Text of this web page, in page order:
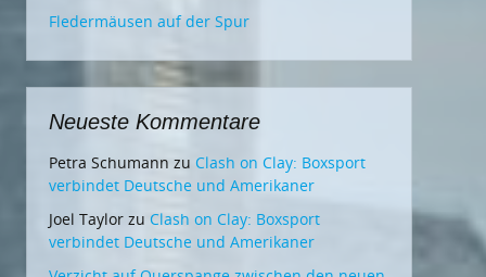
Fledermäusen auf der Spur
Neueste Kommentare
Petra Schumann zu Clash on Clay: Boxsport
verbindet Deutsche und Amerikaner
Joel Taylor zu Clash on Clay: Boxsport
verbindet Deutsche und Amerikaner